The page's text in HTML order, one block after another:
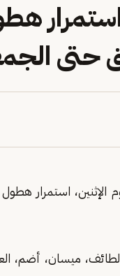
حتى
الإثنين، استمرار
ميسان، أضم،